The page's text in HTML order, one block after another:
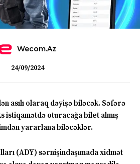
Wecom.az
24/09/2024
asılı olaraq dəyişə biləcək. Səfərə
istiqamətdə oturacağa bilet almış
yararlana biləcəklər.
(ADY) sərnişindaşımada xidmət